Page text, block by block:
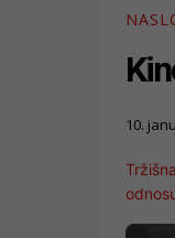
10.